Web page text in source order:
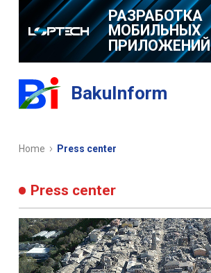
РАЗРАБОТКА
МОБИЛЬНЫХ
ПРИЛОЖЕНИЙ
BakuInform
Home Press center
Press center